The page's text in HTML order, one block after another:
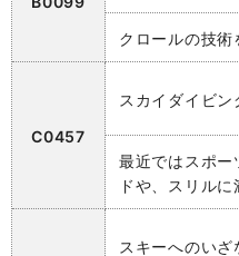
クロールの技
C0457
スカイダイビン
最近ではスポ
ドや、スリル
スキーへのいざ